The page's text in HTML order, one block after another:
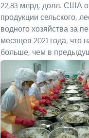
22,83 млрд. долл. США
продукции сельского,
водного хозяйства за
месяцев 2021 года, что
больше, чем в